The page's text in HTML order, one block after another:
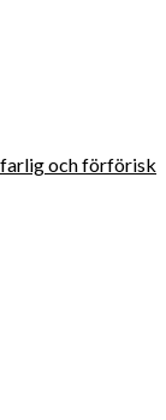
och förförisk